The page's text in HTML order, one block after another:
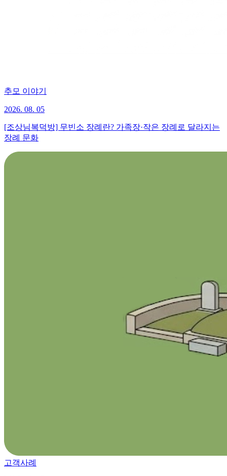
추모 이야기
2026. 08. 05
[조상님복덕방] 무빈소 장례란? 가족장·작은 장례로 달라지는
장례 문화
고객사례